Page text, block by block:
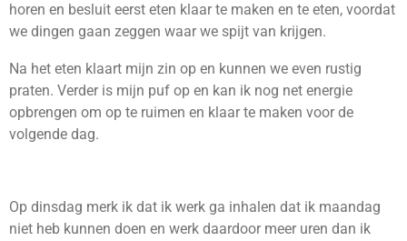
horen en besluit eerst eten klaar te maken en te eten, voordat
we dingen gaan zeggen waar we spijt van krijgen.
Na het eten klaart mijn zin op en kunnen we even rustig
praten. Verder is mijn puf op en kan ik nog net energie
opbrengen om op te ruimen en klaar te maken voor de
volgende dag.
Op dinsdag merk ik dat ik werk ga inhalen dat ik maandag
niet heb kunnen doen en werk daardoor meer uren dan ik